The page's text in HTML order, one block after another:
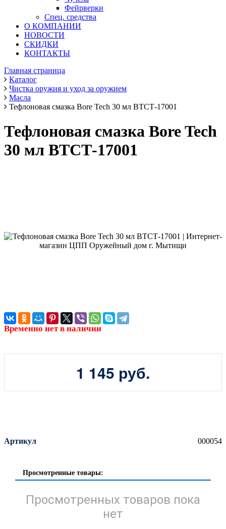
Фейрверки
Спец. средства
О КОМПАНИИ
НОВОСТИ
СКИДКИ
КОНТАКТЫ
Главная страница
Каталог
Чистка оружия и уход за оружием
Масла
Тефлоновая смазка Bore Tech 30 мл ВТСТ-17001
Тефлоновая смазка Bore Tech
30 мл ВТСТ-17001
Временно нет в наличии
1 145 руб.
Артикул 000054
Просмотренные товары:
Просмотренных товаров пока
нет